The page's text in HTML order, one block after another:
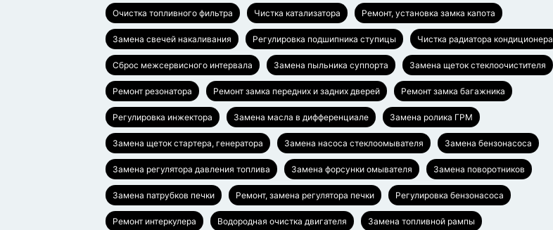
Очистка топливного фильтра Чистка катализатора Ремонт, установка замка капота
Замена свечей накаливания Регулировка подшипника ступицы Чистка радиатора кондиционера
Сброс межсервисного интервала Замена пыльника суппорта Замена щеток стеклоочистителя
Ремонт резонатора Ремонт замка передних и задних дверей Ремонт замка багажника
Регулировка инжектора Замена масла в дифференциале Замена ролика ГРМ
Замена щеток стартера, генератора Замена насоса стеклоомывателя Замена бензонасоса
Замена регулятора давления топлива Замена форсунки омывателя Замена поворотников
Замена патрубков печки Ремонт, замена регулятора печки Регулировка бензонасоса
Ремонт интеркулера Водородная очистка двигателя Замена топливной рампы